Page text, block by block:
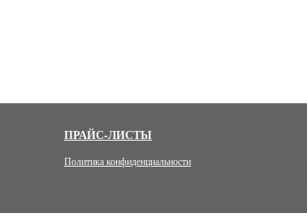
ПРАЙС-ЛИСТЫ
Политика конфиденциальности